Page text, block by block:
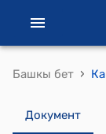
Башкы бет ›
Документ